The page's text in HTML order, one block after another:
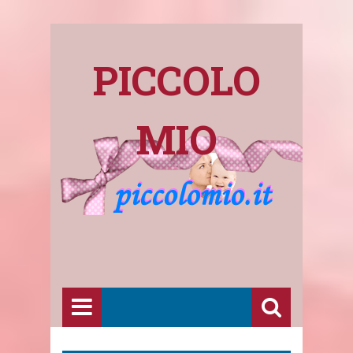
PICCOLO
MIO